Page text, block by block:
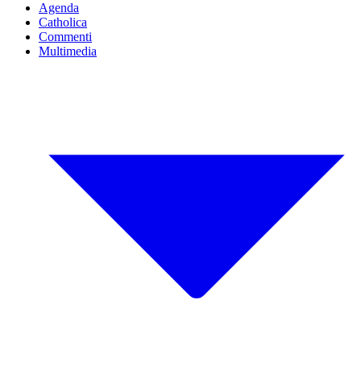
Agenda
Catholica
Commenti
Multimedia